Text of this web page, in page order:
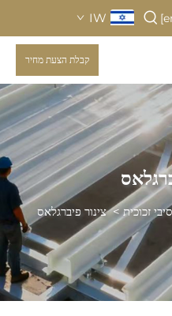
IW
קבלת הצעת מחיר
זכוכית>צינור פיברגלאס